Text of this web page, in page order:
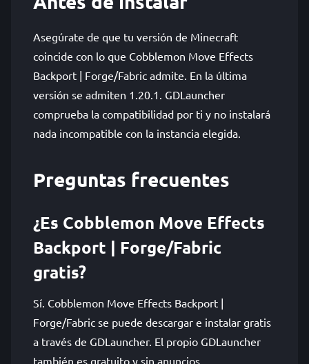
Asegúrate de que tu versión de Minecraft
coincide con lo que Cobblemon Move Effects
Backport | Forge/Fabric admite. En la última
versión se admiten 1.20.1. GDLauncher
comprueba la compatibilidad por ti y no instalará
nada incompatible con la instancia elegida.
Preguntas frecuentes
¿Es Cobblemon Move Effects
Backport | Forge/Fabric
gratis?
Sí. Cobblemon Move Effects Backport |
Forge/Fabric se puede descargar e instalar gratis
a través de GDLauncher. El propio GDLauncher
también es gratuito y sin anuncios.